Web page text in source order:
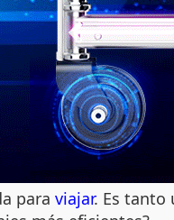
para viajar. Es tanto